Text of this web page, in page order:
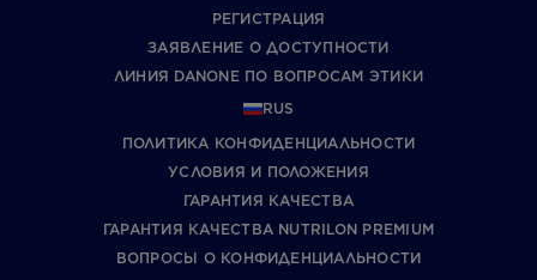
РЕГИСТРАЦИЯ
ЗАЯВЛЕНИЕ О ДОСТУПНОСТИ
ЛИНИЯ DANONE ПО ВОПРОСАМ ЭТИКИ
RUS
ПОЛИТИКА КОНФИДЕНЦИАЛЬНОСТИ
УCЛОВИЯ И ПОЛОЖЕНИЯ
ГАРАНТИЯ КАЧЕСТВА
ГАРАНТИЯ КАЧЕСТВА NUTRILON PREMIUM
ВОПРОСЫ О КОНФИДЕНЦИАЛЬНОСТИ